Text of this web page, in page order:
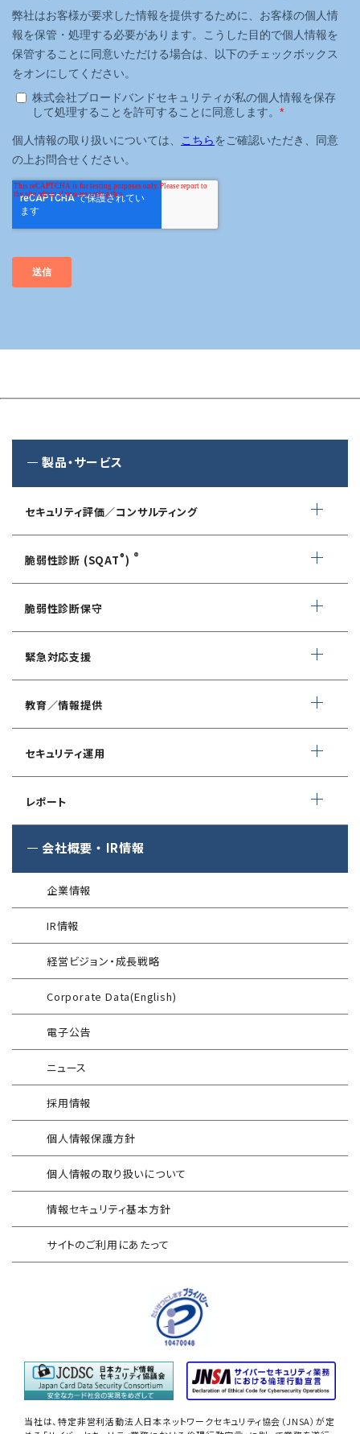
製品・サービス
セキュリティ評価／コンサルティング
情報セキュリティ・アドバイザリ
AIサービス提供者・利用者向け
サイバーセキュリティ対策支援
CSIRT構築／運用支援
インシデント初動対応準備支援
Shift Left コンサルティング
プレリミナリーサーベイ
「サプライチェーン強化に向けたセキュリティ対策評価制度」
運用開始に備えた事前対策支援サービス
インシデント対応訓練
インシデント対応訓練シミュレーター
情報セキュリティリスクアセスメント
FISCガイドライン準拠対応支援サービス
地方公共団体向け 情報セキュリティ
セルフアセスメント
産業制御システム向けリスクアセスメント
EC加盟店様向け セキュリティ・チェックリスト
対応アセスメントサービス
自己問診型 個人情報に関わる
情報セキュリティアセスメント
情報セキュリティ
自己点検アンケートサービス
脆弱性診断 (SQAT®) ®
WEBアプリケーション脆弱性診断
ネットワーク脆弱性診断
IoTセキュリティ診断
クラウドセキュリティ設定診断
アタックサーフェス調査
SQAT with Swift Delivery
脆弱性診断保守
デイリー自動脆弱性診断
WEBサイトコンテンツ改ざん検知
緊急対応支援
デジタルフォレンジック
緊急対応サービス
教育／情報提供
セキュリスト（SecuriST）
EC-Council
（セキュリティエンジニア養成講座）
セキュリティ運用
マネージドセキュリティサービス (MSS)
Managed Security Service for AWS
WAF運用
G-MDR
インターネット分離クラウド
SIEM運用／分析
Splunk自動遮断連携
エンドポイントセキュリティ EDR-MSS
Security-First Aidサービス
セキュアメール
AAMSマルウェア・プロテクト
セキュリティログ分析／活用支援
サイバープロテクション（CP）
レポート
SQAT セキュリティレポート
SQAT®情報セキュリティ瓦版
導入事例
技術情報／コラム
会社概要 ・ IR情報
企業情報
IR情報
経営ビジョン・成長戦略
Corporate Data(English)
電子公告
ニュース
採用情報
個人情報保護方針
個人情報の取り扱いについて
情報セキュリティ基本方針
サイトのご利用にあたって
当社は、特定非営利活動法人日本ネットワークセキュリティ協会（JNSA）が定